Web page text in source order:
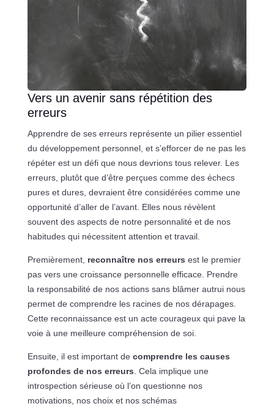
Vers un avenir sans répétition des
erreurs
Apprendre de ses erreurs représente un pilier essentiel
du développement personnel, et s’efforcer de ne pas les
répéter est un défi que nous devrions tous relever. Les
erreurs, plutôt que d’être perçues comme des échecs
pures et dures, devraient être considérées comme une
opportunité d’aller de l’avant. Elles nous révèlent
souvent des aspects de notre personnalité et de nos
habitudes qui nécessitent attention et travail.
Premièrement, reconnaître nos erreurs est le premier
pas vers une croissance personnelle efficace. Prendre
la responsabilité de nos actions sans blâmer autrui nous
permet de comprendre les racines de nos dérapages.
Cette reconnaissance est un acte courageux qui pave la
voie à une meilleure compréhension de soi.
Ensuite, il est important de comprendre les causes
profondes de nos erreurs . Cela implique une
introspection sérieuse où l’on questionne nos
motivations, nos choix et nos schémas